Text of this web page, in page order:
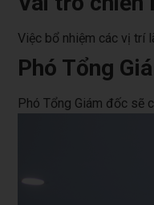
Việc bổ nhiệm các vị trí
Phó Tổng
Phó Tổng Giám đốc sẽ